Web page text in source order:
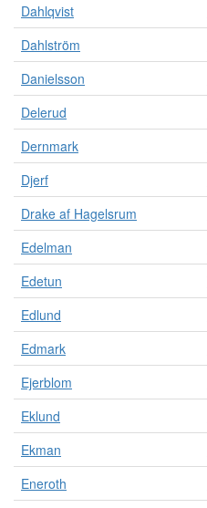
r
Dahlqvist
Dahlström
Danielsson
Delerud
Dernmark
Djerf
Drake af Hagelsrum
Edelman
Edetun
Edlund
Edmark
Ejerblom
Eklund
Ekman
Eneroth